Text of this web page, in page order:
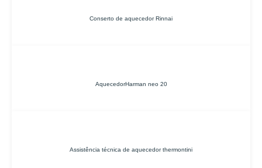
Conserto de aquecedor Rinnai
AquecedorHarman neo 20
Assistência técnica de aquecedor thermontini